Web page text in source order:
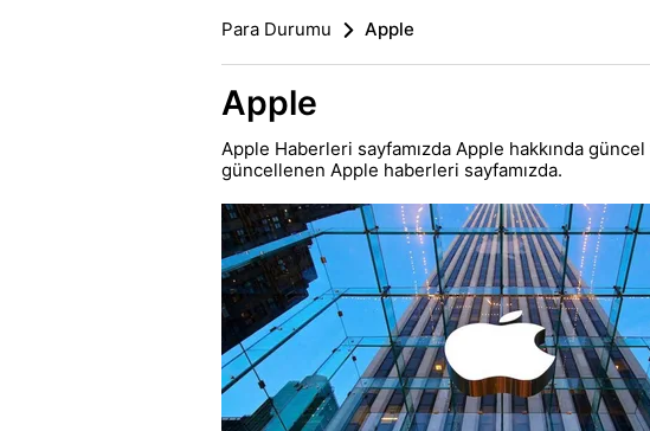
Para Durumu Apple
Apple
Apple Haberleri sayfamızda Apple hakkında
güncellenen Apple haberleri sayfamızda.